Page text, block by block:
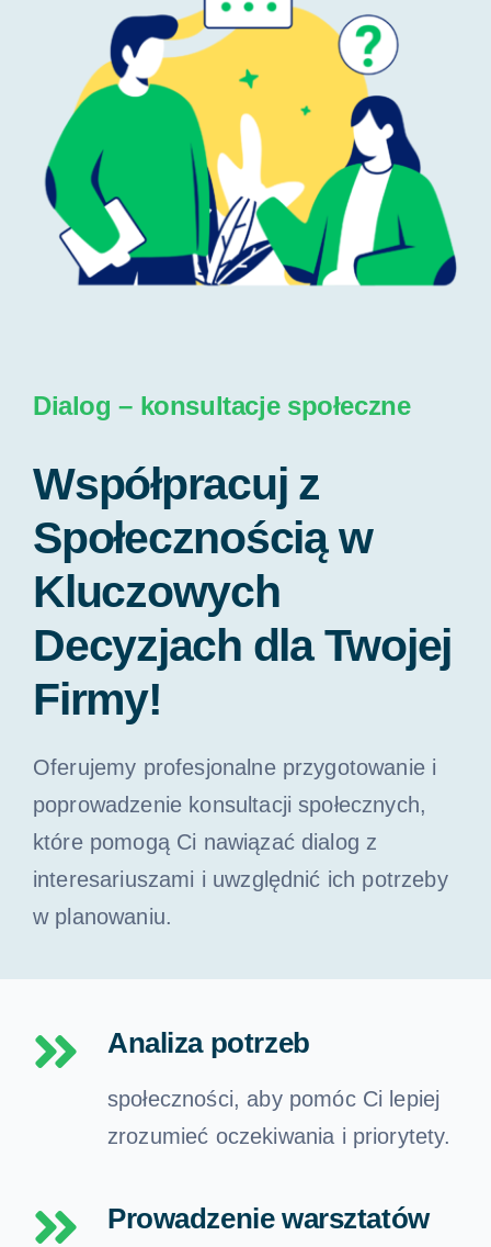
Dialog – konsultacje społeczne
Współpracuj z
Społecznością w
Kluczowych
Decyzjach dla Twojej
Firmy!
Oferujemy profesjonalne przygotowanie i
poprowadzenie konsultacji społecznych,
które pomogą Ci nawiązać dialog z
interesariuszami i uwzględnić ich potrzeby
w planowaniu.
Analiza potrzeb
społeczności, aby pomóc Ci lepiej
zrozumieć oczekiwania i priorytety.
Prowadzenie warsztatów